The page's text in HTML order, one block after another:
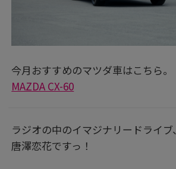
今月おすすめのマツダ車はこちら。
MAZDA CX-60
ラジオの中のイマジナリードライブ、
唐澤恋花ですっ！